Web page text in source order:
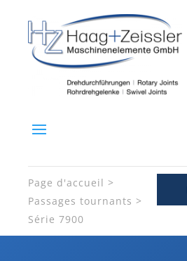
Page d'accueil
Passages tournants
Série 7900